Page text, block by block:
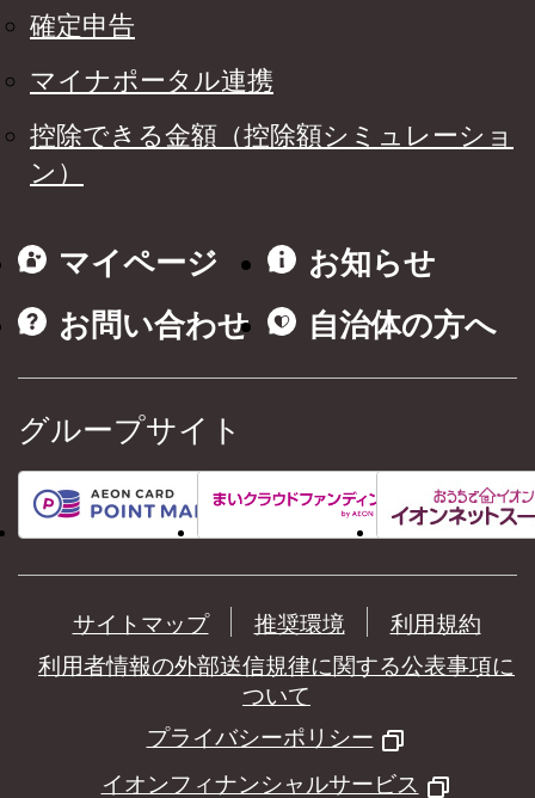
確定申告
マイナポータル連携
控除できる金額（控除額シミュレーショ
ン）
マイページ
お知らせ
お問い合わせ
自治体の方へ
グループサイト
サイトマップ 推奨環境
利用規約
利用者情報の外部送信規律に関する公表事項に
ついて
プライバシーポリシー
イオンフィナンシャルサービス